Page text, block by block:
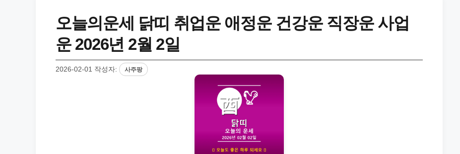
오늘의운세 닭띠 취업운 애정운 건강운 직장운 사업
운 2026년 2월 2일
2026-02-01 작성자: 사주팡